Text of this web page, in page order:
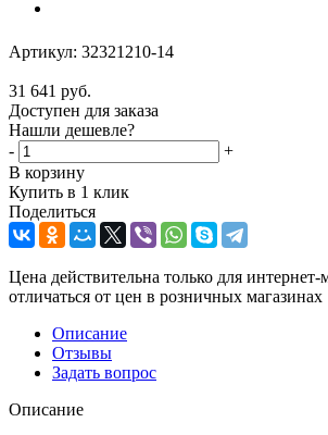
Артикул: 32321210-14
31 641 руб.
Доступен для заказа
Нашли дешевле?
-
+
В корзину
Купить в 1 клик
Поделиться
Цена действительна только для
отличаться от цен в розничных магазинах
Описание
Отзывы
Задать вопрос
Описание